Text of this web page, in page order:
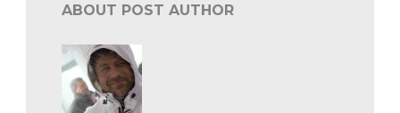
ABOUT POST AUTHOR